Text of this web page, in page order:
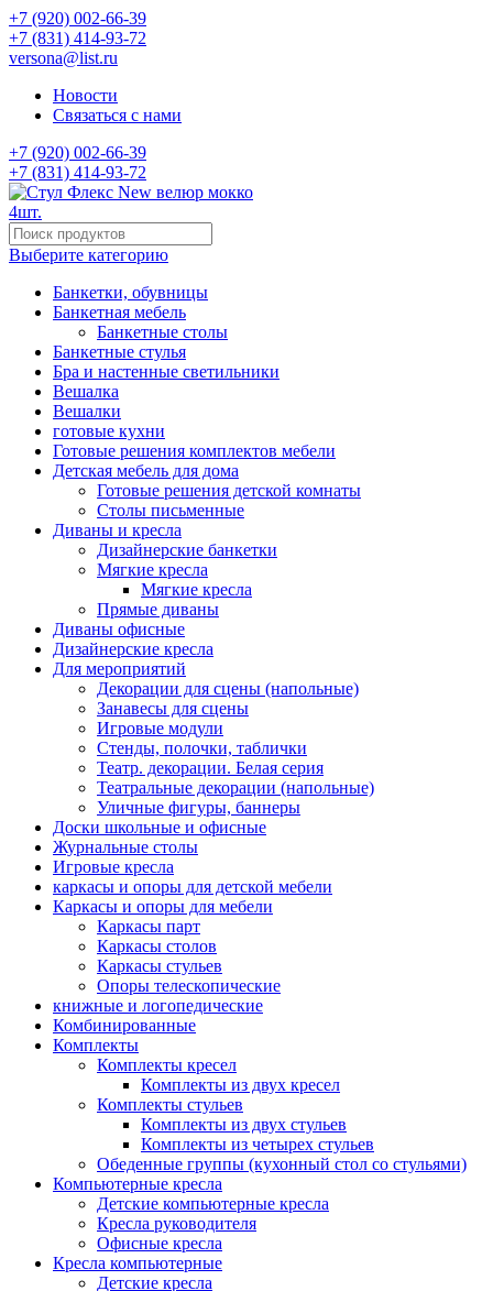
+7 (920) 002-66-39
+7 (831) 414-93-72
versona@list.ru
Новости
Связаться с нами
+7 (920) 002-66-39
+7 (831) 414-93-72
Выберите категорию
Банкетки, обувницы
Банкетная мебель
Банкетные столы
Банкетные стулья
Бра и настенные светильники
Вешалка
Вешалки
готовые кухни
Готовые решения комплектов мебели
Детская мебель для дома
Готовые решения детской комнаты
Столы письменные
Диваны и кресла
Дизайнерские банкетки
Мягкие кресла
Мягкие кресла
Прямые диваны
Диваны офисные
Дизайнерские кресла
Для мероприятий
Декорации для сцены (напольные)
Занавесы для сцены
Игровые модули
Стенды, полочки, таблички
Театр. декорации. Белая серия
Театральные декорации (напольные)
Уличные фигуры, баннеры
Доски школьные и офисные
Журнальные столы
Игровые кресла
каркасы и опоры для детской мебели
Каркасы и опоры для мебели
Каркасы парт
Каркасы столов
Каркасы стульев
Опоры телескопические
книжные и логопедические
Комбинированные
Комплекты
Комплекты кресел
Комплекты из двух кресел
Комплекты стульев
Комплекты из двух стульев
Комплекты из четырех стульев
Обеденные группы (кухонный стол со стульями)
Компьютерные кресла
Детские компьютерные кресла
Кресла руководителя
Офисные кресла
Кресла компьютерные
Детские кресла